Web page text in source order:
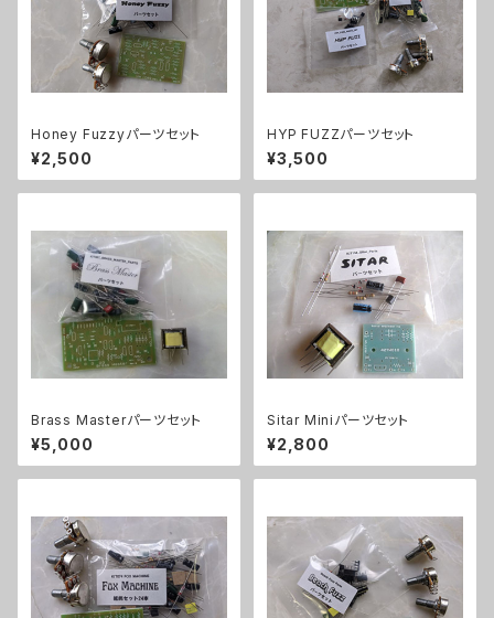
Honey Fuzzyパーツセット
¥2,500
HYP FUZZパーツセット
¥3,500
Brass Masterパーツセット
¥5,000
Sitar Miniパーツセット
¥2,800